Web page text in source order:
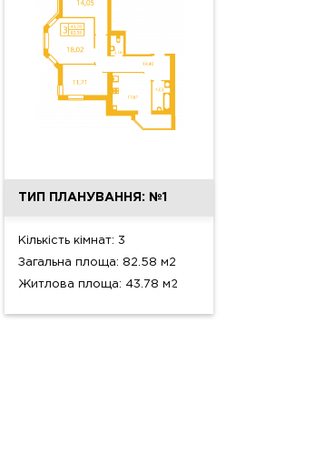
ТИП ПЛАНУВАННЯ: №1
Кількість кімнат: 3
Загальна площа: 82.58 м2
Житлова площа: 43.78 м2